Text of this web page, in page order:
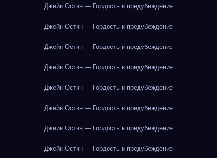
Джейн Остин — Гордость и предубеждение
Джейн Остин — Гордость и предубеждение
Джейн Остин — Гордость и предубеждение
Джейн Остин — Гордость и предубеждение
Джейн Остин — Гордость и предубеждение
Джейн Остин — Гордость и предубеждение
Джейн Остин — Гордость и предубеждение
Джейн Остин — Гордость и предубеждение